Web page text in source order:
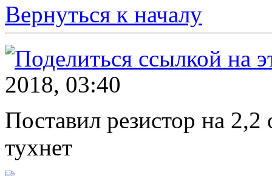
Вернуться к началу
2018, 03:40
Поставил резистор на
тухнет